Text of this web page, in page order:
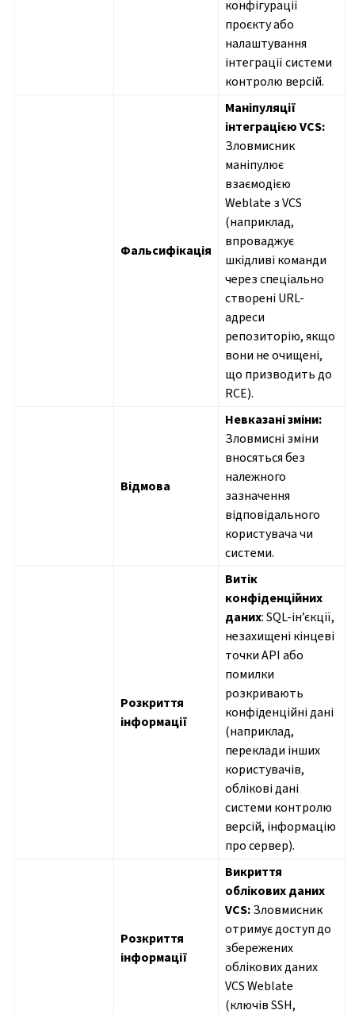
конфігурації
проєкту або
налаштування
інтеграції системи
контролю версій.
Фальсифікація
Маніпуляції
інтеграцією VCS:
Зловмисник
маніпулює
взаємодією
Weblate з VCS
(наприклад,
впроваджує
шкідливі команди
через спеціально
створені URL-
адреси
репозиторію, якщо
вони не очищені,
що призводить до
RCE).
Відмова
Невказані зміни:
Зловмисні зміни
вносяться без
належного
зазначення
відповідального
користувача чи
системи.
Розкриття
інформації
Витік
конфіденційних
даних: SQL-ін’єкції,
незахищені кінцеві
точки API або
помилки
розкривають
конфіденційні дані
(наприклад,
переклади інших
користувачів,
облікові дані
системи контролю
версій, інформацію
про сервер).
Розкриття
інформації
Викриття
облікових даних
VCS:Зловмисник
отримує доступ до
збережених
облікових даних
VCS Weblate
(ключів SSH,